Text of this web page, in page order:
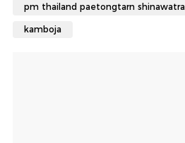
pm thailand paetongtarn shinawatra
kamboja